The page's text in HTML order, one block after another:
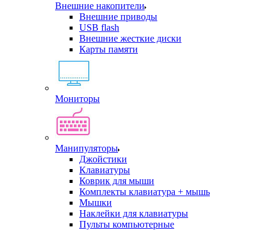
Внешние накопители
Внешние приводы
USB flash
Внешние жесткие диски
Карты памяти
Мониторы
Манипуляторы
Джойстики
Клавиатуры
Коврик для мыши
Комплекты клавиатура + мышь
Мышки
Наклейки для клавиатуры
Пульты компьютерные